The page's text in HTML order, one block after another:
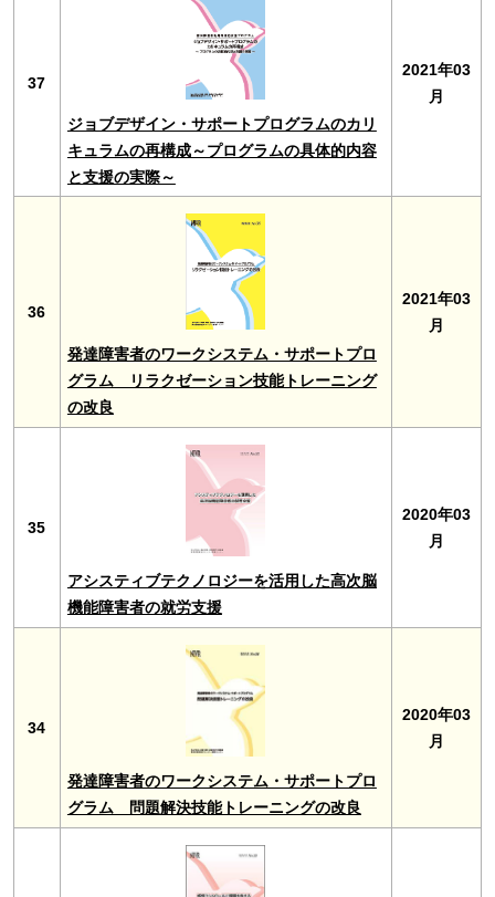
37
ジョブデザイン・サポートプログラムのカリ
キュラムの再構成～プログラムの具体的内容
と支援の実際～
2021年03
月
36
発達障害者のワークシステム・サポートプロ
グラム リラクゼーション技能トレーニング
の改良
2021年03
月
35
アシスティブテクノロジーを活用した高次脳
機能障害者の就労支援
2020年03
月
34
発達障害者のワークシステム・サポートプロ
グラム 問題解決技能トレーニングの改良
2020年03
月